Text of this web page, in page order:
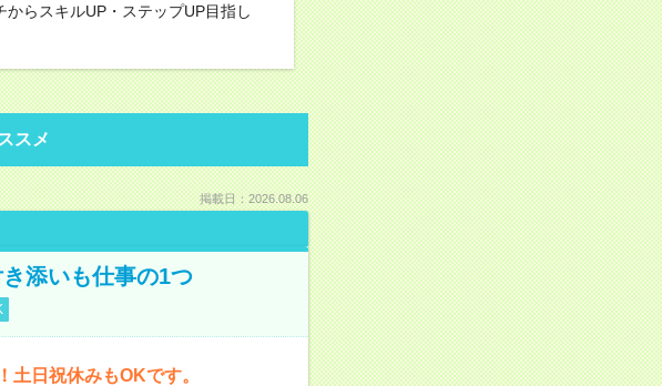
らスキルUP・ステップUP目指し
スメ
掲載日：2026.08.06
添いも仕事の1つ
日祝休みもOKです。